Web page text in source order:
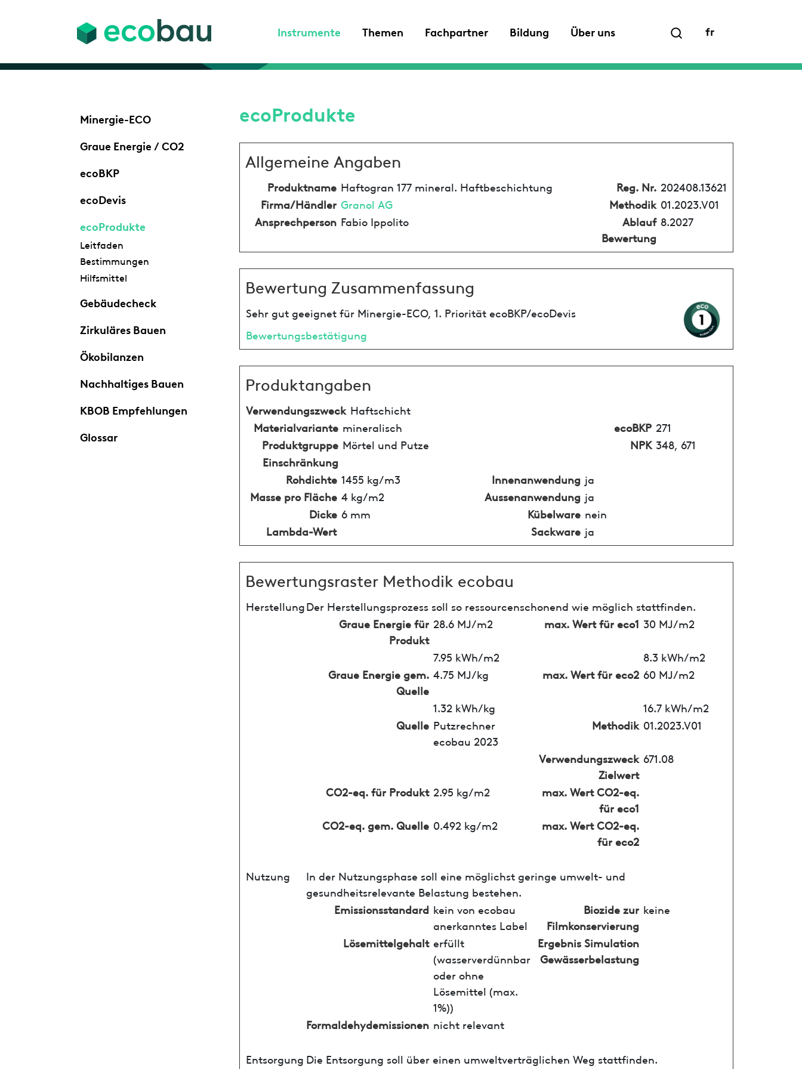
Instrumente Themen Fachpartner Bildung Über uns fr
Minergie-ECO
Graue Energie / CO2
ecoBKP
ecoDevis
ecoProdukte
Leitfaden
Bestimmungen
Hilfsmittel
Gebäudecheck
Zirkuläres Bauen
Ökobilanzen
Nachhaltiges Bauen
KBOB Empfehlungen
Glossar
ecoProdukte
Allgemeine Angaben
Produktname Haftogran 177 mineral. Haftbeschichtung Reg. Nr. 202408.13621
Firma/Händler Granol AG Methodik 01.2023.V01
Ansprechperson Fabio Ippolito
Ablauf
Bewertung
8.2027
Bewertung Zusammenfassung
Sehr gut geeignet für Minergie-ECO, 1. Priorität ecoBKP/ecoDevis
Bewertungsbestätigung
Produktangaben
Verwendungszweck Haftschicht
Materialvariante mineralisch ecoBKP 271
Produktgruppe Mörtel und Putze NPK 348, 671
Einschränkung
Rohdichte 1455 kg/m3 Innenanwendung ja
Masse pro Fläche 4 kg/m2 Aussenanwendung ja
Dicke 6 mm Kübelware nein
Lambda-Wert
Sackware ja
Bewertungsraster Methodik ecobau
HerstellungDer Herstellungsprozess soll so ressourcenschonend wie möglich stattfinden.
Graue Energie für
Produkt
28.6 MJ/m2 max. Wert für eco1 30 MJ/m2
7.95 kWh/m2
8.3 kWh/m2
Graue Energie gem.
Quelle
4.75 MJ/kg max. Wert für eco2 60 MJ/m2
1.32 kWh/kg
16.7 kWh/m2
Quelle Putzrechner
ecobau 2023
Methodik 01.2023.V01
Verwendungszweck
Zielwert
671.08
CO2-eq. für Produkt 2.95 kg/m2
max. Wert CO2-eq.
für eco1
CO2-eq. gem. Quelle 0.492 kg/m2
max. Wert CO2-eq.
für eco2
Nutzung
In der Nutzungsphase soll eine möglichst geringe umwelt- und
gesundheitsrelevante Belastung bestehen.
Emissionsstandard kein von ecobau
anerkanntes Label
Biozide zur
Filmkonservierung
keine
Lösemittelgehalt erfüllt
(wasserverdünnbar
oder ohne
Lösemittel (max.
1%))
Ergebnis Simulation
Gewässerbelastung
Formaldehydemissionen nicht relevant
Entsorgung Die Entsorgung soll über einen umweltverträglichen Weg stattfinden.